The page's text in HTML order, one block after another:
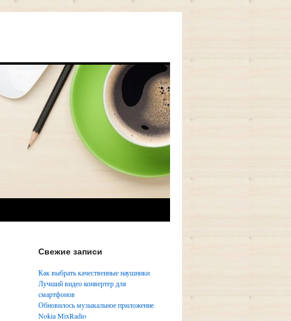
Свежие записи
Как выбрать качественные наушники
Лучший видео конвертер для
смартфонов
Обновилось музыкальное приложение
Nokia MixRadio